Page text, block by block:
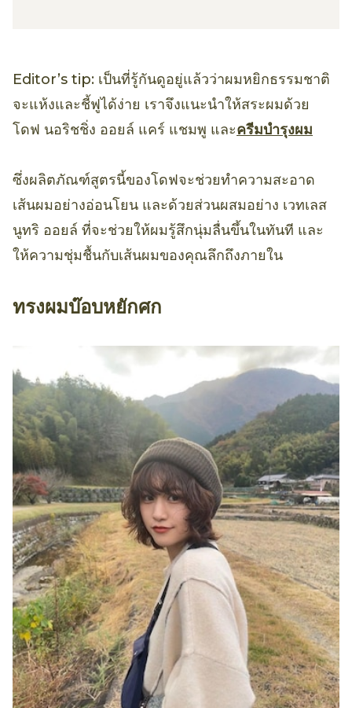
Editor’s tip: เป็นที่รู้กันดูอยู่แล้วว่าผมหยิกธรรมชาติ
จะแห้งและชี้ฟูได้ง่าย เราจึงแนะนำให้สระผมด้วย
โดฟ นอริชชิ่ง ออยล์ แคร์ แชมพู และครีมบำรุงผม
ซึ่งผลิตภัณฑ์สูตรนี้ของโดฟจะช่วยทำความสะอาด
เส้นผมอย่างอ่อนโยน และด้วยส่วนผสมอย่าง เวทเลส
นูทริ ออยล์ ที่จะช่วยให้ผมรู้สึกนุ่มลื่นขึ้นในทันที และ
ให้ความชุ่มชื้นกับเส้นผมของคุณลึกถึงภายใน
ทรงผมบ๊อบหยักศก